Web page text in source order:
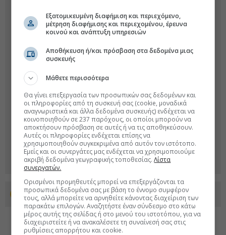
Προσθέστε το euro2day.gr στο Discover
Εξατομικευμένη διαφήμιση και περιεχόμενο,
μέτρηση διαφήμισης και περιεχομένου, έρευνα
κοινού και ανάπτυξη υπηρεσιών
Αποθήκευση ή/και πρόσβαση στα δεδομένα μιας
συσκευής
Μάθετε περισσότερα
Θα γίνει επεξεργασία των προσωπικών σας δεδομένων και
οι πληροφορίες από τη συσκευή σας (cookie, μοναδικά
αναγνωριστικά και άλλα δεδομένα συσκευής) ενδέχεται να
κοινοποιηθούν σε 237 παρόχους, οι οποίοι μπορούν να
αποκτήσουν πρόσβαση σε αυτές ή να τις αποθηκεύσουν.
Αυτές οι πληροφορίες ενδέχεται επίσης να
χρησιμοποιηθούν συγκεκριμένα από αυτόν τον ιστότοπο.
Εμείς και οι συνεργάτες μας ενδέχεται να χρησιμοποιούμε
ακριβή δεδομένα γεωγραφικής τοποθεσίας.Λίστα
συνεργατών.
Ορισμένοι προμηθευτές μπορεί να επεξεργάζονται τα
προσωπικά δεδομένα σας με βάση το έννομο συμφέρον
τους, αλλά μπορείτε να αρνηθείτε κάνοντας διαχείριση των
παρακάτω επιλογών. Αναζητήστε έναν σύνδεσμο στο κάτω
μέρος αυτής της σελίδας ή στο μενού του ιστοτόπου, για να
διαχειριστείτε ή να ανακαλέσετε τη συναίνεσή σας στις
ρυθμίσεις απορρήτου και cookie.